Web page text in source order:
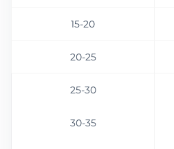
15-20
20-25
25-30
30-35